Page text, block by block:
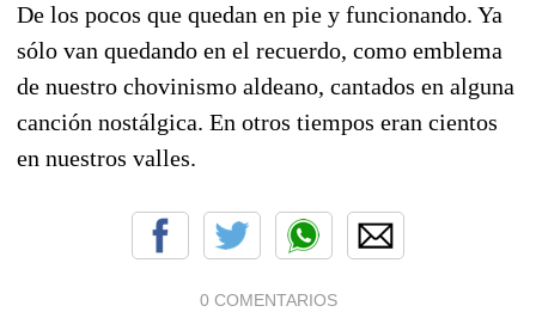
De los pocos que quedan en pie y funcionando. Ya
sólo van quedando en el recuerdo, como emblema
de nuestro chovinismo aldeano, cantados en alguna
canción nostálgica. En otros tiempos eran cientos
en nuestros valles.
0 COMENTARIOS